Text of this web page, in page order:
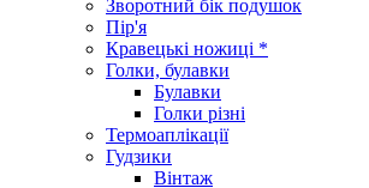
Зворотний бік подушок
Пір'я
Кравецькі ножиці *
Голки, булавки
Булавки
Голки різні
Термоаплікації
Гудзики
Вінтаж